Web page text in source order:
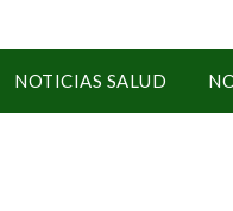
NOTICIAS SALUD